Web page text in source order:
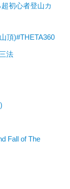
初心者登山カ
頂)#THETA360
法
Fall of The